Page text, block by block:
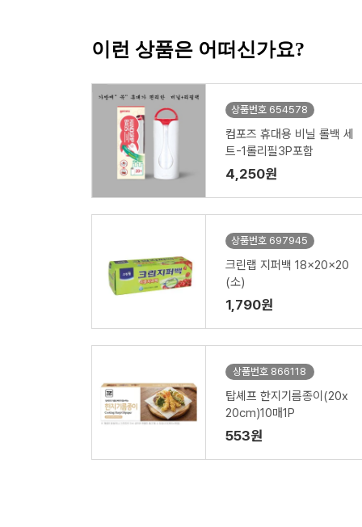
이런 상품은 어떠신가요?
상품번호 654578
컴포즈 휴대용 비닐 롤백 세
트-1롤리필3P포함
4,250원
상품번호 697945
크린랩 지퍼백 18x20x20
(소)
1,790원
상품번호 866118
탑셰프 한지기름종이(20x
20cm)10매1P
553원